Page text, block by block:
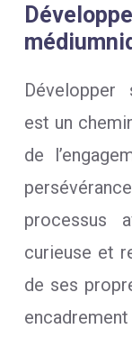
Développer
est un
de
processus
curieuse et
de ses